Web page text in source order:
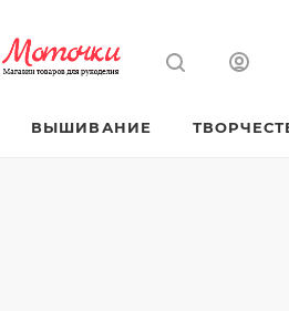
ВЫШИВАНИЕ